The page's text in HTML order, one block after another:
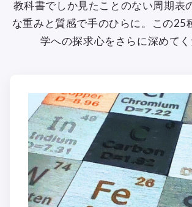
教科書でしか見たことのない周期表
な重みと質感で手のひらに。この25
学への探求心をさらに深めてく